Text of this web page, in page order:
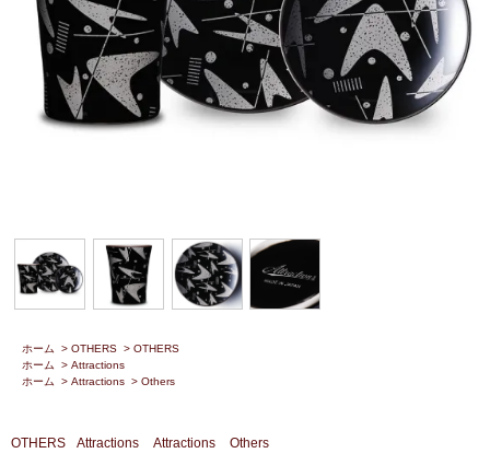
ホーム > OTHERS > OTHERS
ホーム
> Attractions
ホーム
> Attractions > Others
OTHERS Attractions Attractions Others